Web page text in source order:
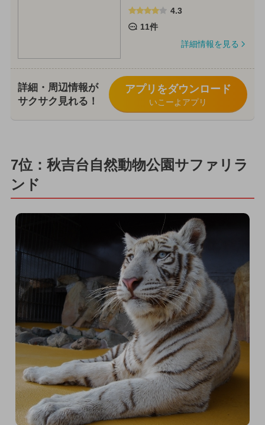
4.3
11件
詳細情報を見る
詳細・周辺情報が
サクサク見れる！
アプリをダウンロード
いこーよアプリ
7位：秋吉台自然動物公園サファリラ
ンド